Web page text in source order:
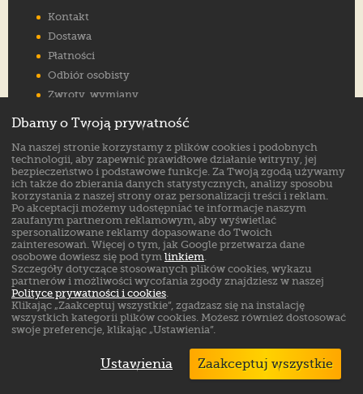
Kontakt
Dostawa
Płatności
Odbiór osobisty
Zwroty, wymiany
Jak wybrać rozmiar
FAQ
Znajdź nas na:
Markowe buty sklep online. ©ButSklep.pl 2026
Created by: MediaAmbassador
Dbamy o Twoją prywatność
Na naszej stronie korzystamy z plików cookies i podobnych
technologii, aby zapewnić prawidłowe działanie witryny, jej
bezpieczeństwo i podstawowe funkcje. Za Twoją zgodą używamy
ich także do zbierania danych statystycznych, analizy sposobu
korzystania z naszej strony oraz personalizacji treści i reklam.
Po akceptacji możemy udostępniać te informacje naszym
zaufanym partnerom reklamowym, aby wyświetlać
spersonalizowane reklamy dopasowane do Twoich
zainteresowań. Więcej o tym, jak Google przetwarza dane
osobowe dowiesz się pod tym linkiem.
Szczegóły dotyczące stosowanych plików cookies, wykazu
partnerów i możliwości wycofania zgody znajdziesz w naszej
Polityce prywatności i cookies.
Klikając „Zaakceptuj wszystkie”, zgadzasz się na instalację
wszystkich kategorii plików cookies. Możesz również dostosować
swoje preferencje, klikając „Ustawienia”.
Ustawienia Zaakceptuj wszystkie